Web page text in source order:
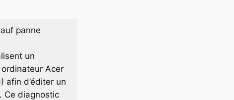
panne
un
Acer
afin d’éditer un
Ce diagnostic